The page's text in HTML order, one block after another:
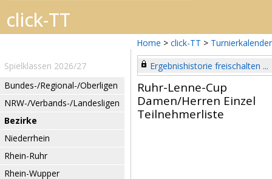
Home > click-TT > Turnierkalender
Spielklassen 2026/27
Bundes-/Regional-/Oberligen
NRW-/Verbands-/Landesligen
Bezirke
Niederrhein
Rhein-Ruhr
Rhein-Wupper
Ergebnishistorie freischalten ...
Ruhr-Lenne-Cup
Damen/Herren Einzel
Teilnehmerliste